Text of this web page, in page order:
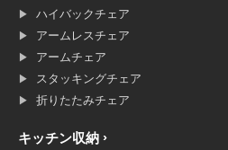
ハイバックチェア
アームレスチェア
アームチェア
スタッキングチェア
折りたたみチェア
キッチン収納